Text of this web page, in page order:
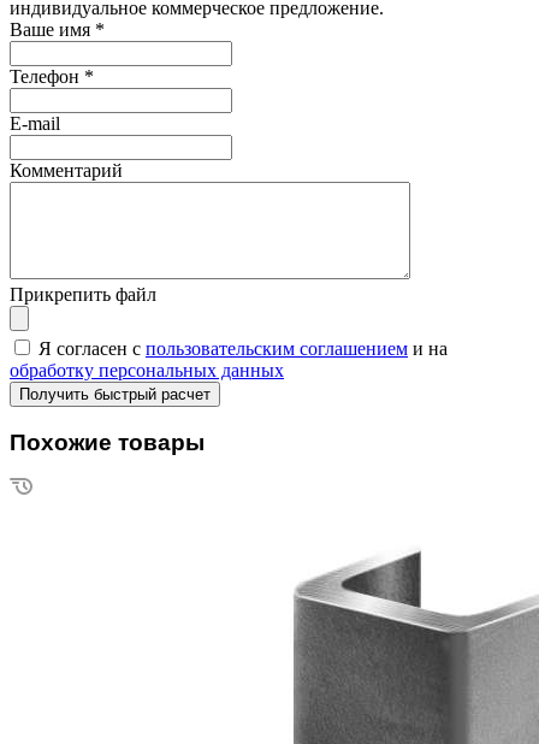
индивидуальное коммерческое предложение.
Ваше имя *
Телефон *
E-mail
Комментарий
Прикрепить файл
Я согласен с пользовательским соглашением и на
обработку персональных данных
Похожие товары